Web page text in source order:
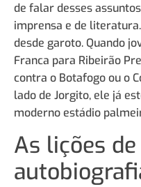
de falar desses
imprensa e de
desde garoto. Quando
Franca para Ribeirão
contra o Botafogo ou o
lado de Jorgito, ele já
moderno estádio
As lições